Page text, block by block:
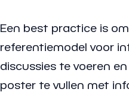
Een best practice is
referentiemodel voor
discussies te voeren
poster te vullen met